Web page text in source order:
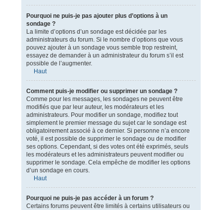
Pourquoi ne puis-je pas ajouter plus d’options à un
sondage ?
La limite d’options d’un sondage est décidée par les
administrateurs du forum. Si le nombre d’options que vous
pouvez ajouter à un sondage vous semble trop restreint,
essayez de demander à un administrateur du forum s’il est
possible de l’augmenter.
Haut
Comment puis-je modifier ou supprimer un sondage ?
Comme pour les messages, les sondages ne peuvent être
modifiés que par leur auteur, les modérateurs et les
administrateurs. Pour modifier un sondage, modifiez tout
simplement le premier message du sujet car le sondage est
obligatoirement associé à ce dernier. Si personne n’a encore
voté, il est possible de supprimer le sondage ou de modifier
ses options. Cependant, si des votes ont été exprimés, seuls
les modérateurs et les administrateurs peuvent modifier ou
supprimer le sondage. Cela empêche de modifier les options
d’un sondage en cours.
Haut
Pourquoi ne puis-je pas accéder à un forum ?
Certains forums peuvent être limités à certains utilisateurs ou